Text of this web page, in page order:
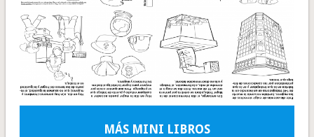
MÁS MINI LIBROS